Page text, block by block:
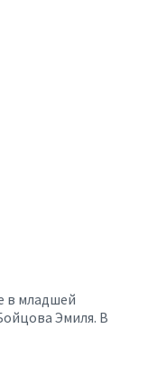
в младшей
Эмиля. В